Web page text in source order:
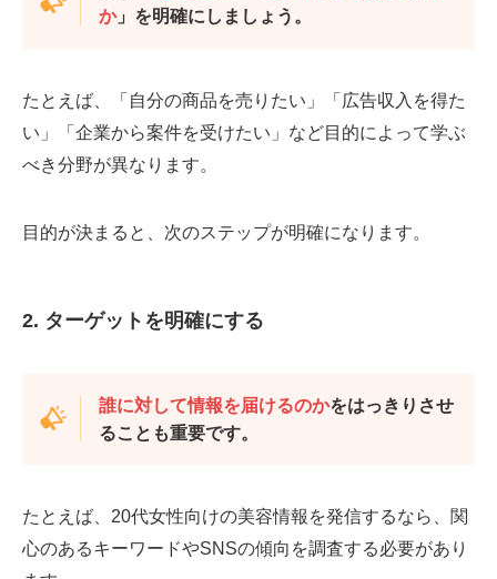
か」を明確にしましょう。
たとえば、「自分の商品を売りたい」「広告収入を得た
い」「企業から案件を受けたい」など目的によって学ぶ
べき分野が異なります。
目的が決まると、次のステップが明確になります。
2. ターゲットを明確にする
誰に対して情報を届けるのかをはっきりさせ
ることも重要です。
たとえば、20代女性向けの美容情報を発信するなら、関
心のあるキーワードやSNSの傾向を調査する必要があり